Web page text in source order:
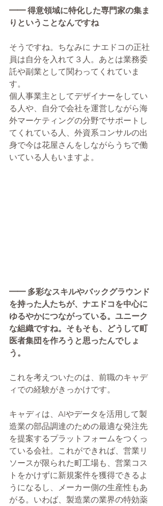
━━ 得意領域に特化した専門家の集ま
りということなんですね
そうですね。ちなみに ナエドコの正社
員は自分を入れて３人。あとは業務委
託や副業として関わってくれていま
す。
個人事業主としてデザイナーをしてい
る人や、自分で会社を運営しながら海
外マーケティングの分野でサポートし
てくれている人、外資系コンサルの出
身で今は花屋さんをしながらうちで働
いている人もいますよ。
━━ 多彩なスキルやバックグラウンド
を持った人たちが、ナエドコを中心に
ゆるやかにつながっている。ユニーク
な組織ですね。そもそも、どうして町
医者集団を作ろうと思ったんでしょ
う。
これを考えついたのは、前職のキャデ
ィでの経験がきっかけです。
キャディは、AIやデータを活用して製
造業の部品調達のための最適な発注先
を提案するプラットフォームをつくっ
ている会社。これができれば、営業リ
ソースが限られた町工場も、営業コス
トをかけずに新規案件を獲得できるよ
うになるし、メーカー側の生産性もあ
がる。いわば、製造業の業界の特効薬